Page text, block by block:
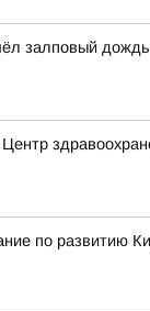
залповый
по развитию